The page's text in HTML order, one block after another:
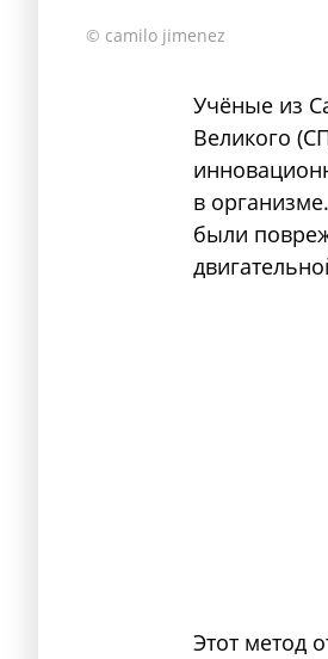
© camilo jimenez
Учёные из
Великого
в
были
Этот метод